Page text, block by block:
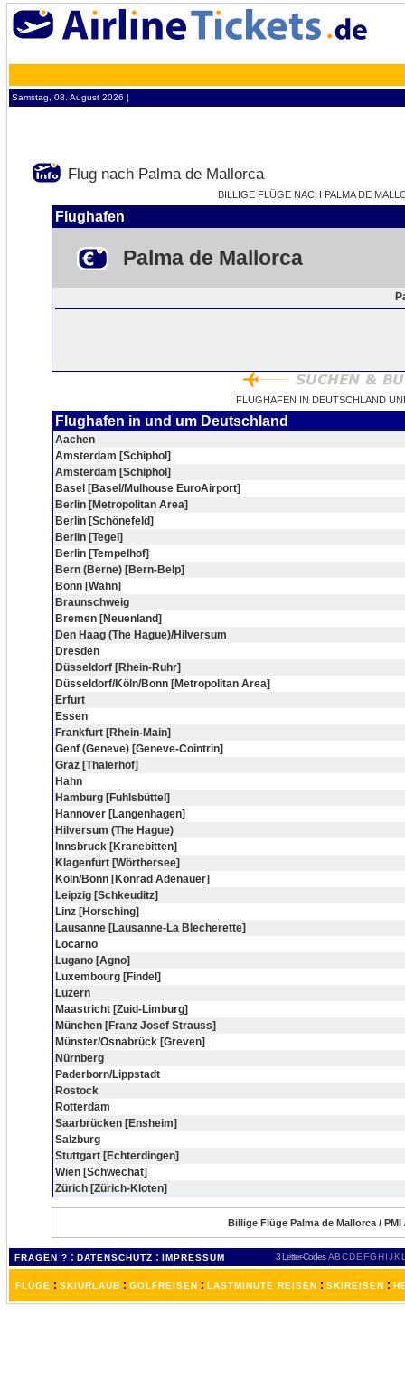
Samstag, 08. August 2026 ¦
Flug nach Palma de Mallorca
BILLIGE FLÜGE NACH PALMA DE
Flughafen
Palma de Mallorca
FLUGHAFEN IN DEUTSCHLAND
Flughafen in und um Deutschland
Aachen
Amsterdam [Schiphol]
Amsterdam [Schiphol]
Basel [Basel/Mulhouse EuroAirport]
Berlin [Metropolitan Area]
Berlin [Schönefeld]
Berlin [Tegel]
Berlin [Tempelhof]
Bern (Berne) [Bern-Belp]
Bonn [Wahn]
Braunschweig
Bremen [Neuenland]
Den Haag (The Hague)/Hilversum
Dresden
Düsseldorf [Rhein-Ruhr]
Düsseldorf/Köln/Bonn [Metropolitan Area]
Erfurt
Essen
Frankfurt [Rhein-Main]
Genf (Geneve) [Geneve-Cointrin]
Graz [Thalerhof]
Hahn
Hamburg [Fuhlsbüttel]
Hannover [Langenhagen]
Hilversum (The Hague)
Innsbruck [Kranebitten]
Klagenfurt [Wörthersee]
Köln/Bonn [Konrad Adenauer]
Leipzig [Schkeuditz]
Linz [Horsching]
Lausanne [Lausanne-La Blecherette]
Locarno
Lugano [Agno]
Luxembourg [Findel]
Luzern
Maastricht [Zuid-Limburg]
München [Franz Josef Strauss]
Münster/Osnabrück [Greven]
Nürnberg
Paderborn/Lippstadt
Rostock
Rotterdam
Saarbrücken [Ensheim]
Salzburg
Stuttgart [Echterdingen]
Wien [Schwechat]
Zürich [Zürich-Kloten]
Billige Flüge Palma de Mallorca /
FRAGEN ? : DATENSCHUTZ : IMPRESSUM 3 Letter-Codes ABCDEFGH IJKL
FLÜGE : SKIURLAUB : GOLFREISEN : LASTMINUTE REISEN : SKIREISEN :